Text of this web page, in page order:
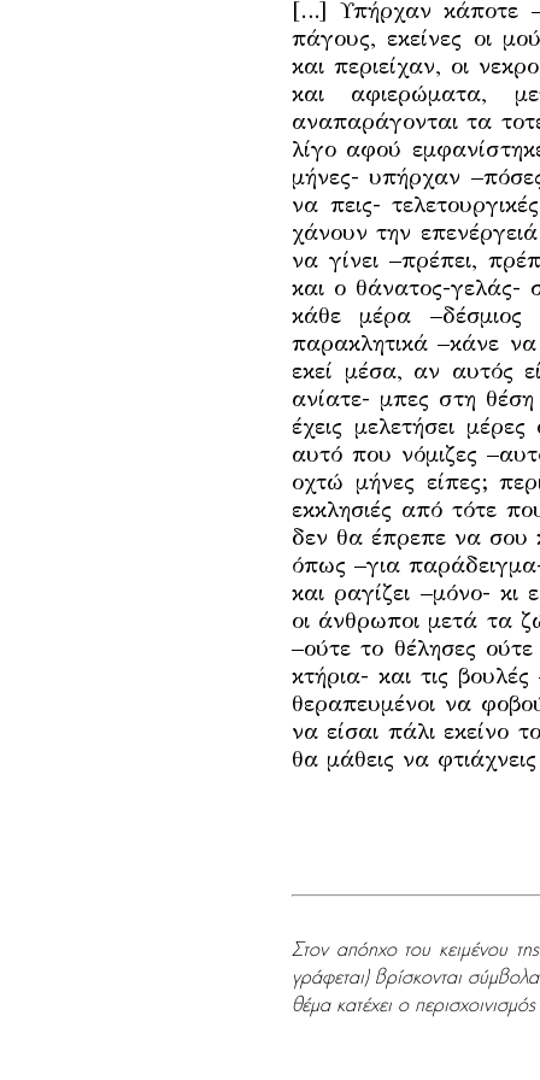
[…] Υπήρχαν κάποτε
πάγους, εκείνες οι
και περιείχαν, οι
και αφιερώματα,
αναπαράγονται τα
λίγο αφού
μήνες- υπήρχαν
να πεις-
χάνουν την
να γίνει –πρέπει,
και ο θάνατος-γελάς-
κάθε μέρα
παρακλητικά –κάνε
εκεί μέσα, αν αυτός
ανίατε- μπες στη
έχεις μελετήσει
αυτό που νόμιζες
οχτώ μήνες είπες;
εκκλησιές από τότε
δεν θα έπρεπε να σου
όπως –για
και ραγίζει –μόνο- κι
οι άνθρωποι μετά τα
–ούτε το θέλησες
κτήρια- και τις
θεραπευμένοι να
να είσαι πάλι εκείνο
θα μάθεις να
Στον απόηχο του κειμένου
γράφεται) βρίσκονται
θέμα κατέχει ο